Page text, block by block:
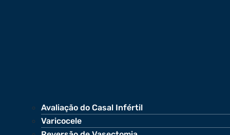
Avaliação do Casal Infértil
Varicocele